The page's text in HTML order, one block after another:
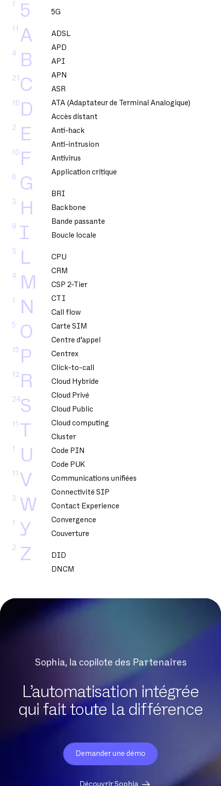
5
1
A
11
B
4
C
21
D
16
E
2
F
10
G
6
H
3
I
9
L
3
M
4
N
1
O
5
P
15
R
12
S
24
T
11
U
1
V
11
W
3
Y
1
Z
2
5G
ADSL
APD
API
APN
ASR
ATA (Adaptateur de Terminal Analogique)
Accès distant
Anti-hack
Anti-intrusion
Antivirus
Application critique
BRI
Backbone
Bande passante
Boucle locale
CPU
CRM
CSP 2-Tier
CTI
Call flow
Carte SIM
Centre d’appel
Centrex
Click-to-call
Cloud Hybride
Cloud Privé
Cloud Public
Cloud computing
Cluster
Code PIN
Code PUK
Communications unifiées
Connectivité SIP
Contact Experience
Convergence
Couverture
DID
DNCM
DSLAM
Données sensibles
Débit asymétrique
Débit descendant
Dématérialisation
Détection d’anomalies protocolaires
Sophia, la copilote des Partenaires
L’automatisation intégrée
qui fait toute la différence
Demander une démo
Découvrir Sophia